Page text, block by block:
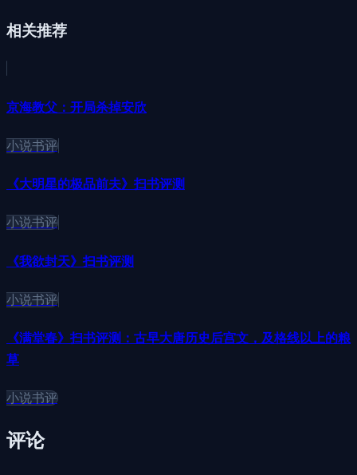
相关推荐
京海教父：开局杀掉安欣
小说书评
《大明星的极品前夫》扫书评测
小说书评
《我欲封天》扫书评测
小说书评
《满堂春》扫书评测：古早大唐历史后宫文，及格线以上的粮
草
小说书评
评论